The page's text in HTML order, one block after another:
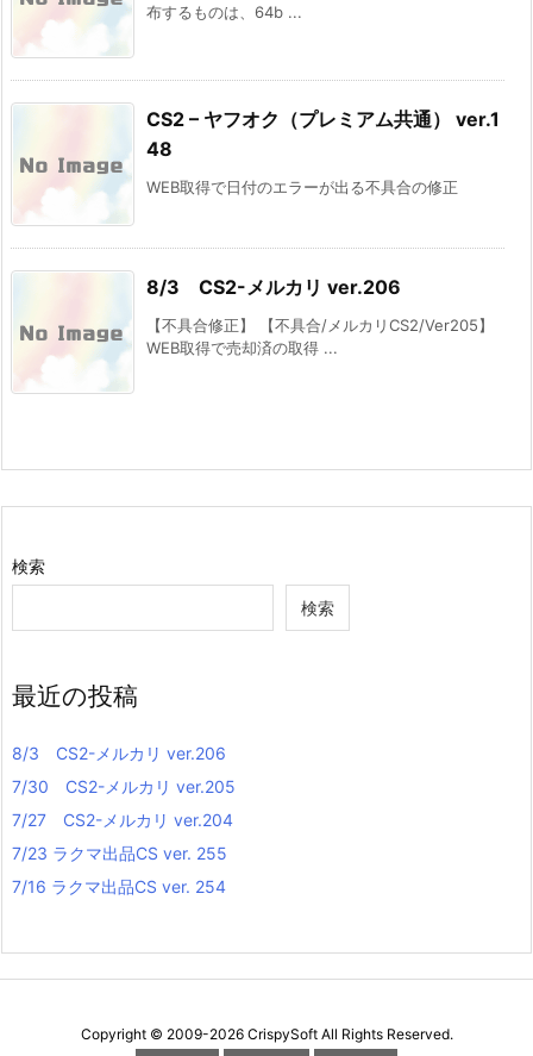
布するものは、64b ...
CS2 – ヤフオク（プレミアム共通） ver.1
48
WEB取得で日付のエラーが出る不具合の修正
8/3 CS2-メルカリ ver.206
【不具合修正】 【不具合/メルカリCS2/Ver205】
WEB取得で売却済の取得 ...
検索
検索
最近の投稿
8/3 CS2-メルカリ ver.206
7/30 CS2-メルカリ ver.205
7/27 CS2-メルカリ ver.204
7/23 ラクマ出品CS ver. 255
7/16 ラクマ出品CS ver. 254
Copyright © 2009-2026 CrispySoftAll Rights Reserved.